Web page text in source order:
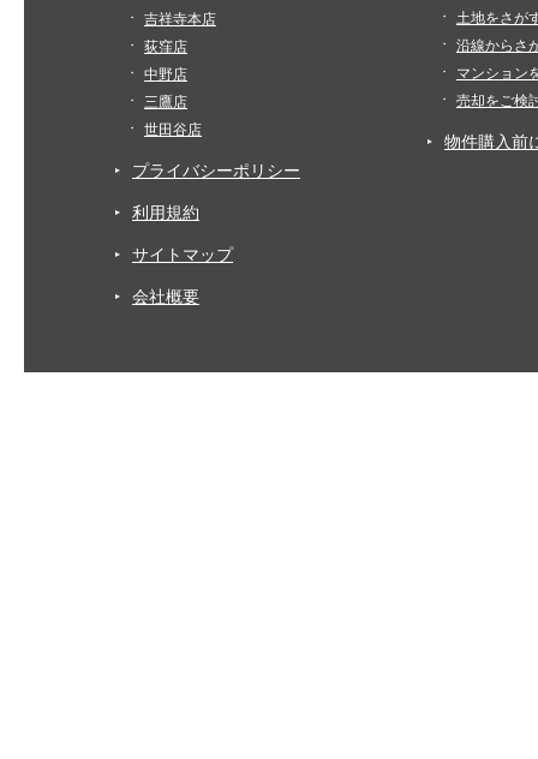
吉祥寺本店
荻窪店
中野店
三鷹店
世田谷店
プライバシーポリシー
利用規約
サイトマップ
会社概要
土地をさが
沿線からさ
マンション
売却をご検
物件購入前